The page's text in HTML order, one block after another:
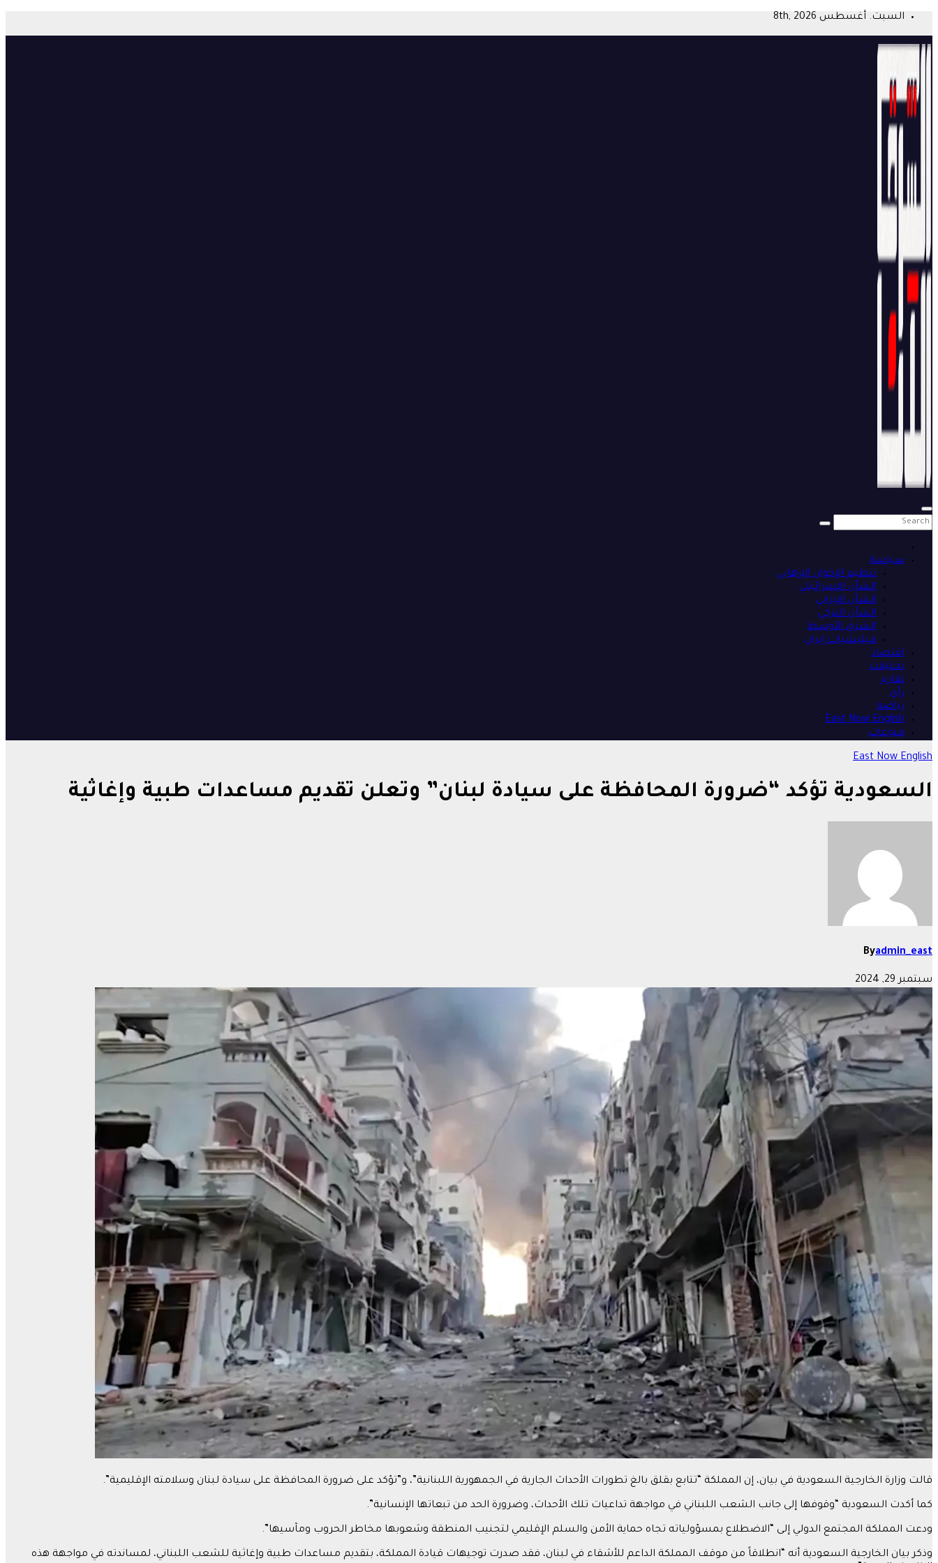
content
السبت. أغسطس 8th, 2026
سياسة
تنظيم الإخوان الإرهابي
الشأن الإسرائيلي
الشأن الإيراني
الشأن التركي
الشرق الأوسط
ميليشيات إيران
اقتصاد
تحليلات
تقارير
رأي
رياضة
East Now English
منوعات
East Now English
السعودية تؤكد “ضرورة المحافظة على سيادة لبنان” وتعلن تقديم مساعدات طبية وإغاثية
Byadmin_east
سبتمبر 29, 2024
قالت وزارة الخارجية السعودية في بيان، إن المملكة “تتابع بقلق بالغ تطورات الأحداث الجارية في الجمهورية اللبنانية”، و”تؤكد على ضرورة المحافظة على سيادة لبنان وسلامته الإقليمية”.
كما أكدت السعودية “وقوفها إلى جانب الشعب اللبناني في مواجهة تداعيات تلك الأحداث، وضرورة الحد من تبعاتها الإنسانية”.
ودعت المملكة المجتمع الدولي إلى “الاضطلاع بمسؤولياته تجاه حماية الأمن والسلم الإقليمي لتجنيب المنطقة وشعوبها مخاطر الحروب ومآسيها”.
وذكر بيان الخارجية السعودية أنه “انطلاقاً من موقف المملكة الداعم للأشقاء في لبنان، فقد صدرت توجيهات قيادة المملكة، بتقديم مساعدات طبية وإغاثية للشعب اللبناني، لمساندته في مواجهة هذه